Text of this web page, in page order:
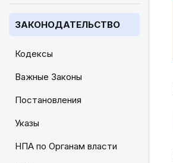
ЗАКОНОДАТЕЛЬСТВО
Кодексы
Важные Законы
Постановления
Указы
НПА по Органам власти